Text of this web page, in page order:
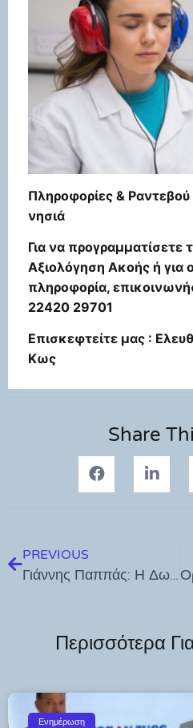
Πληροφορίες &
νησιά
Για να προγραμματίσετε
Αξιολόγηση Ακοής ή για
πληροφορία,
22420 29701
Επισκεφτείτε μας :
Κως
Share
PREVIOUS
Γιάννης Παππάς: Η Δωδεκάνησος δεν έχει ανάγκη από «σερίφηδες»
Περισσότερα
Ενημέρωση